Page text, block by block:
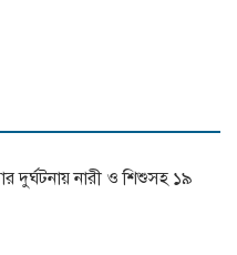
দুর্ঘটনায় নারী ও শিশুসহ ১৯